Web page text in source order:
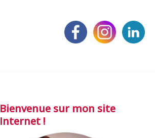
Bienvenue sur mon site
Internet !